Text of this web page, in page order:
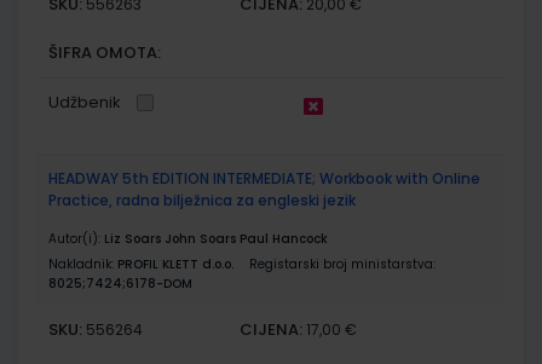
556263 20,00 €
ŠIFRA OMOTA:
Udžbenik
HEADWAY 5th EDITION INTERMEDIATE; Workbook with Online
Practice, radna bilježnica za engleski jezik
Autor(i): Liz Soars John Soars Paul Hancock
Nakladnik: PROFIL KLETT d.o.o.
Registarski broj ministarstva:
8025;7424;6178-DOM
SKU: 556264 CIJENA: 17,00 €